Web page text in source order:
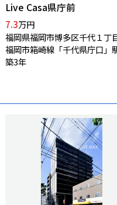
Live Casa県庁前
7.3万円
福岡県福岡市博多区千代１丁
築3年